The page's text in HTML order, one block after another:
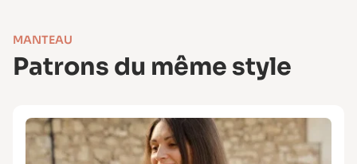
MANTEAU
Patrons du même style